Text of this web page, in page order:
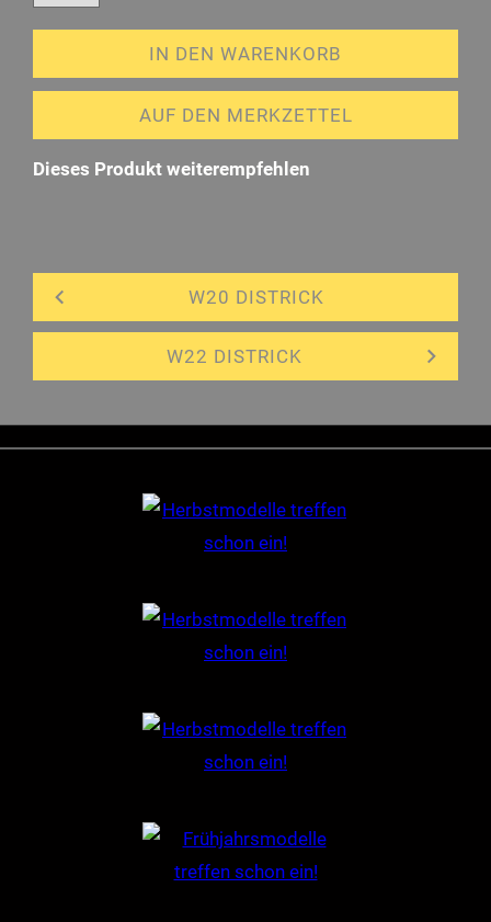
IN DEN WARENKORB
AUF DEN MERKZETTEL
Dieses Produkt weiterempfehlen
W20 DISTRICK
W22 DISTRICK